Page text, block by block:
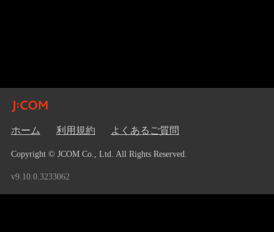
ホーム 利用規約 よくあるご質問
Copyright © JCOM Co., Ltd. All Rights Reserved.
v9.10.0.3233062